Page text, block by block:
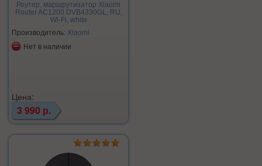
Роутер, маршрутизатор Xiaomi
Router AC1200 DVB4330GL, RU,
Wi-Fi, white
Производитель: Xiaomi
Нет в наличии
Цена:
3 990 р.